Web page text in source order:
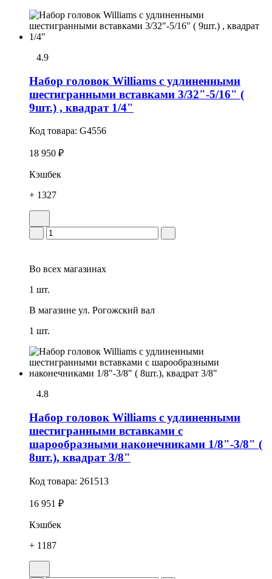
4.9
Набор головок Williams с удлиненными
шестигранными вставками 3/32"-5/16" (
9шт.) , квадрат 1/4"
Код товара: G4556
18 950 ₽
Кэшбек
+ 1327
Во всех магазинах
1 шт.
В магазине ул. Рогожский вал
1 шт.
4.8
Набор головок Williams с удлиненными
шестигранными вставками с
шарообразными наконечниками 1/8"-3/8" (
8шт.), квадрат 3/8"
Код товара: 261513
16 951 ₽
Кэшбек
+ 1187